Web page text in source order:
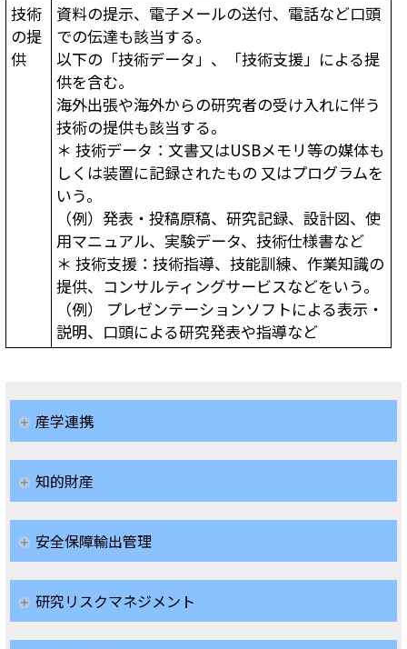
技術
の提
供
資料の提示、電子メールの送付、電話など口頭
での伝達も該当する。
以下の「技術データ」、「技術支援」による提
供を含む。
海外出張や海外からの研究者の受け入れに伴う
技術の提供も該当する。
＊ 技術データ：文書又はUSBメモリ等の媒体も
しくは装置に記録されたもの 又はプログラムを
いう。
（例）発表・投稿原稿、研究記録、設計図、使
用マニュアル、実験データ、技術仕様書など
＊ 技術支援：技術指導、技能訓練、作業知識の
提供、コンサルティングサービスなどをいう。
（例） プレゼンテーションソフトによる表示・
説明、口頭による研究発表や指導など
産学連携
知的財産
安全保障輸出管理
研究リスクマネジメント